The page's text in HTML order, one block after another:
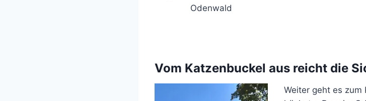
Odenwald
Vom Katzenbuckel aus reicht die
Weiter geht es